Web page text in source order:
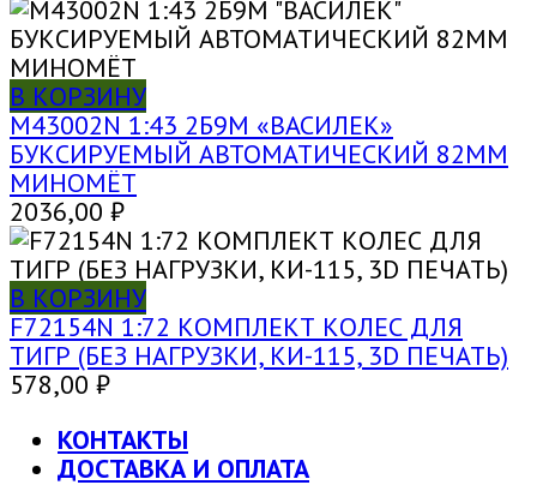
В КОРЗИНУ
M43002N 1:43 2Б9М «ВАСИЛЕК»
БУКСИРУЕМЫЙ АВТОМАТИЧЕСКИЙ 82ММ
МИНОМЁТ
2036,00 ₽
В КОРЗИНУ
F72154N 1:72 КОМПЛЕКТ КОЛЕС ДЛЯ
ТИГР (БЕЗ НАГРУЗКИ, КИ-115, 3D ПЕЧАТЬ)
578,00 ₽
КОНТАКТЫ
ДОСТАВКА И ОПЛАТА